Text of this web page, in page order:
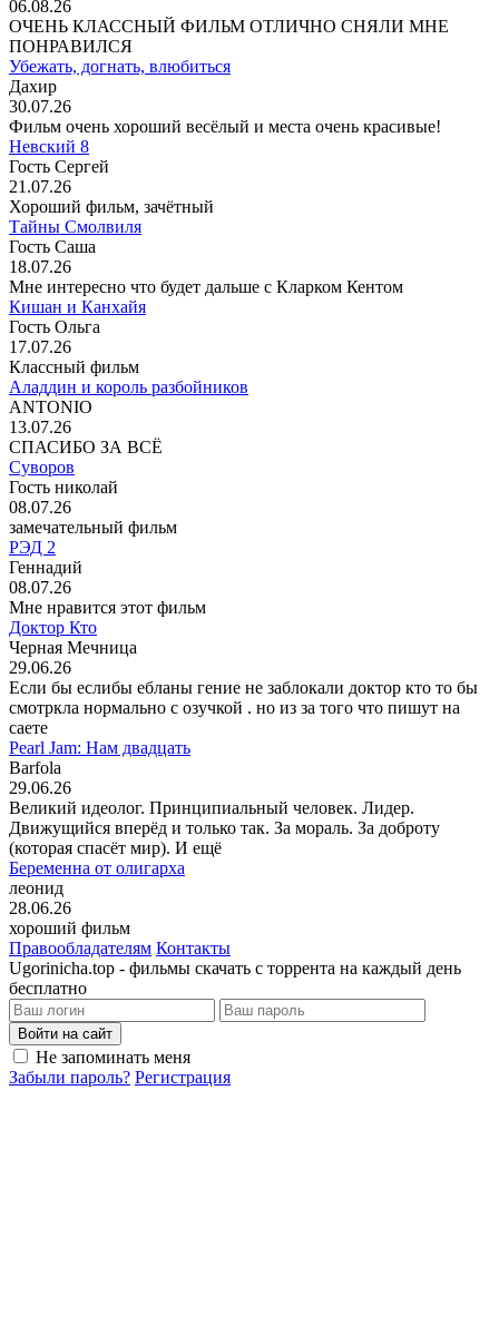
06.08.26
ОЧЕНЬ КЛАССНЫЙ ФИЛЬМ ОТЛИЧНО СНЯЛИ МНЕ
ПОНРАВИЛСЯ
Убежать, догнать, влюбиться
Дахир
30.07.26
Фильм очень хороший весёлый и места очень красивые!
Невский 8
Гость Сергей
21.07.26
Хороший фильм, зачётный
Тайны Смолвиля
Гость Саша
18.07.26
Мне интересно что будет дальше с Кларком Кентом
Кишан и Канхайя
Гость Ольга
17.07.26
Классный фильм
Аладдин и король разбойников
ANTONIO
13.07.26
СПАСИБО ЗА ВСЁ
Суворов
Гость николай
08.07.26
замечательный фильм
РЭД 2
Геннадий
08.07.26
Мне нравится этот фильм
Доктор Кто
Черная Мечница
29.06.26
Если бы еслибы ебланы гение не заблокали доктор кто то бы
смотркла нормально с озучкой . но из за того что пишут на
саете
Pearl Jam: Нам двадцать
Barfola
29.06.26
Великий идеолог. Принципиальный человек. Лидер.
Движущийся вперёд и только так. За мораль. За доброту
(которая спасёт мир). И ещё
Беременна от олигарха
леонид
28.06.26
хороший фильм
Правообладателям Контакты
Ugorinicha.top - фильмы скачать с торрента на каждый день
бесплатно
Войти на сайт
Не запоминать меня
Забыли пароль? Регистрация